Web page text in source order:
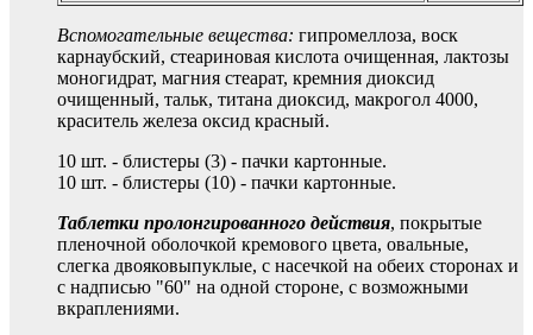
Вспомогательные вещества: гипромеллоза, воск
карнаубский, стеариновая кислота очищенная, лактозы
моногидрат, магния стеарат, кремния диоксид
очищенный, тальк, титана диоксид, макрогол 4000,
краситель железа оксид красный.
10 шт. - блистеры (3) - пачки картонные.
10 шт. - блистеры (10) - пачки картонные.
Таблетки пролонгированного действия, покрытые
пленочной оболочкой кремового цвета, овальные,
слегка двояковыпуклые, с насечкой на обеих сторонах и
с надписью "60" на одной стороне, с возможными
вкраплениями.